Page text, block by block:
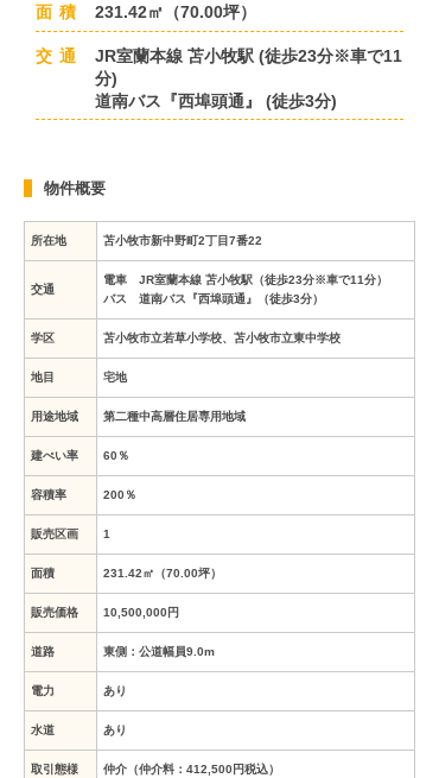
面積 231.42㎡（70.00坪）
交通
JR室蘭本線 苫小牧駅 (徒歩23分※車で11
分)
道南バス『西埠頭通』 (徒歩3分)
物件概要
所在地 苫小牧市新中野町2丁目7番22
交通
電車 JR室蘭本線 苫小牧駅（徒歩23分※車で11分）
バス 道南バス『西埠頭通』（徒歩3分）
学区 苫小牧市立若草小学校、苫小牧市立東中学校
地目 宅地
用途地域 第二種中高層住居専用地域
建ぺい率 60％
容積率 200％
販売区画 1
面積 231.42㎡（70.00坪）
販売価格 10,500,000 円
道路 東側：公道幅員9.0m
電力 あり
水道 あり
取引態様 仲介（仲介料：412,500円税込）